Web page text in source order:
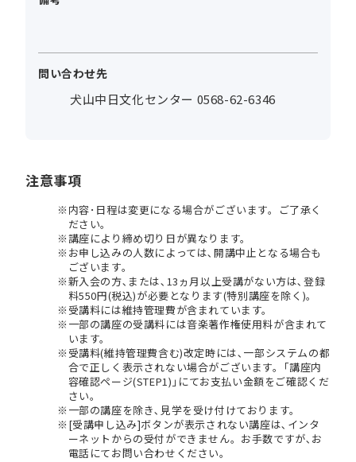
問い合わせ先
犬山中日文化センター 0568-62-6346
注意事項
内容･日程は変更になる場合がございます。ご了承く
ださい。
講座により締め切り日が異なります。
お申し込みの人数によっては､開講中止となる場合も
ございます。
新入会の方､または､13ヵ月以上受講がない方は､登録
料550円(税込)が必要となります(特別講座を除く)。
受講料には維持管理費が含まれています。
一部の講座の受講料には音楽著作権使用料が含まれて
います。
受講料(維持管理費含む)改定時には､一部システムの都
合で正しく表示されない場合がございます。｢講座内
容確認ページ(STEP1)｣にてお支払い金額をご確認くだ
さい。
一部の講座を除き､見学を受け付けております。
[受講申し込み]ボタンが表示されない講座は､インタ
ーネットからの受付ができません。お手数ですが､お
電話にてお問い合わせください。